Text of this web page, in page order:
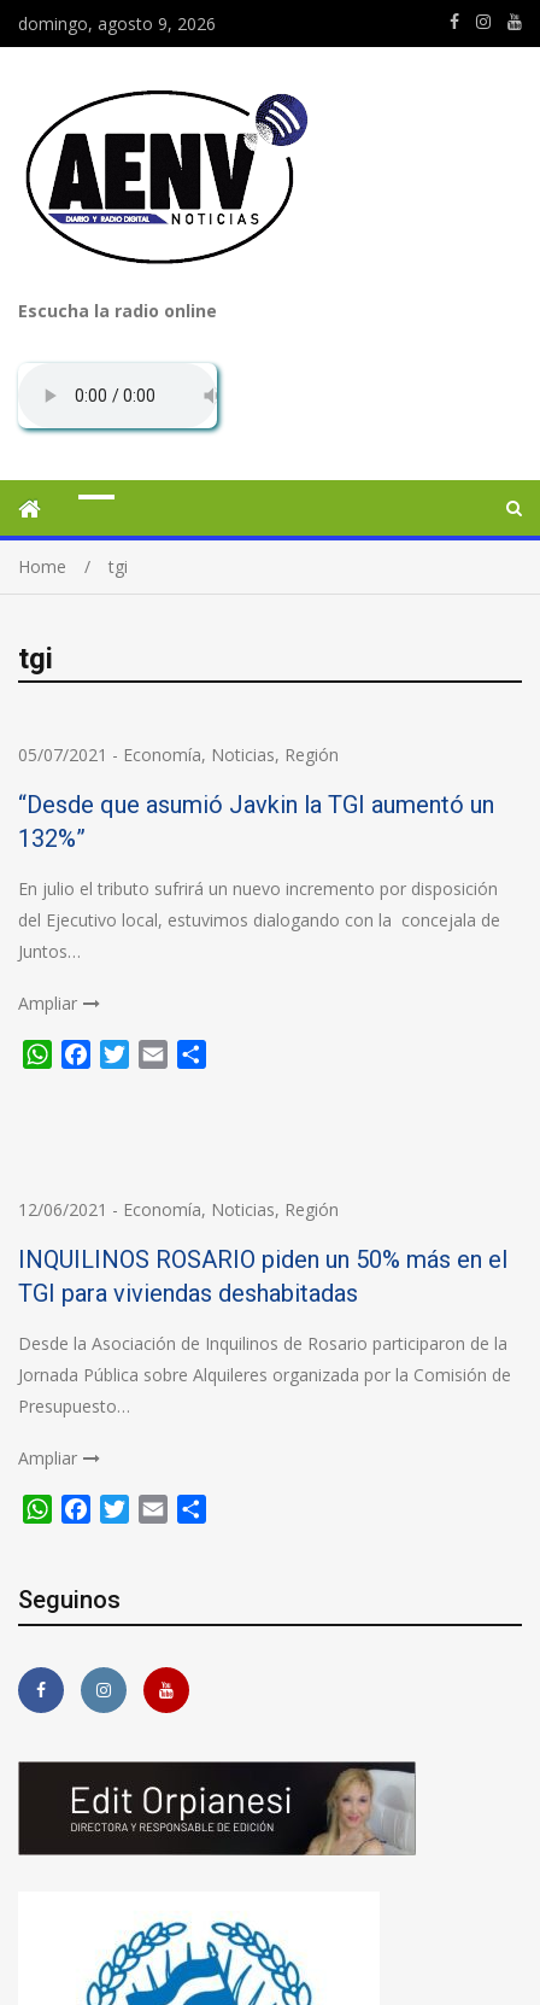
domingo, agosto 9, 2026
Escucha la radio online
Home tgi
tgi
05/07/2021 - Economía, Noticias, Región
“Desde que asumió Javkin la TGI aumentó un
132%”
En julio el tributo sufrirá un nuevo incremento por disposición
del Ejecutivo local, estuvimos dialogando con la concejala de
Juntos…
Ampliar
WhatsApp
FacebookTwitter
Email
12/06/2021 - Economía, Noticias, Región
INQUILINOS ROSARIO piden un 50% más en el
TGI para viviendas deshabitadas
Desde la Asociación de Inquilinos de Rosario participaron de la
Jornada Pública sobre Alquileres organizada por la Comisión de
Presupuesto…
Ampliar
WhatsApp
FacebookTwitter
Email
Seguinos